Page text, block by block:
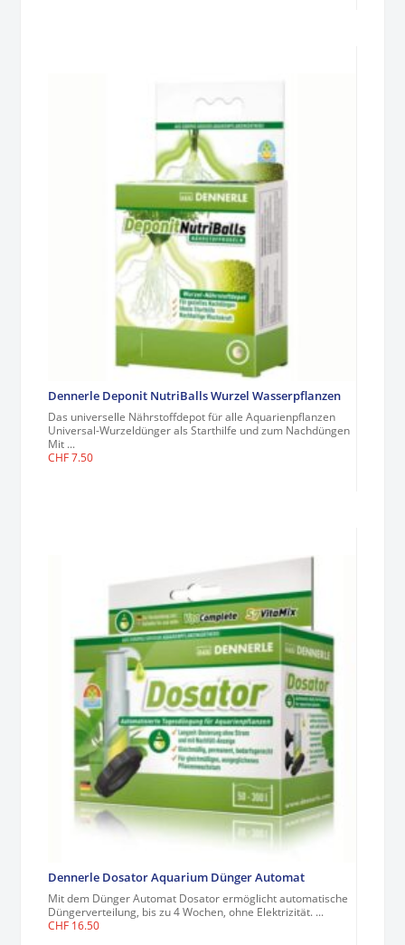
Dennerle Deponit NutriBalls Wurzel Wasserpflanzen
Das universelle Nährstoffdepot für alle Aquarienpflanzen
Universal-Wurzeldünger als Starthilfe und zum Nachdüngen
Mit ...
CHF7.50
Dennerle Dosator Aquarium Dünger Automat
Mit dem Dünger Automat Dosator ermöglicht automatische
Düngerverteilung, bis zu 4 Wochen, ohne Elektrizität. ...
CHF 16.50